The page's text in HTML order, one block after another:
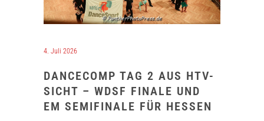
4. Juli 2026
DANCECOMP TAG 2 AUS HTV-
SICHT – WDSF FINALE UND
EM SEMIFINALE FÜR HESSEN